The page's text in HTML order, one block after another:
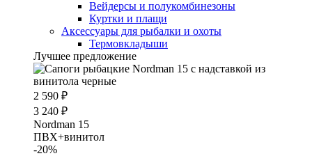
Вейдерсы и полукомбинезоны
Куртки и плащи
Аксессуары для рыбалки и охоты
Термовкладыши
Лучшее предложение
2 590 ₽
3 240 ₽
Nordman 15
ПВХ+винитол
-20%